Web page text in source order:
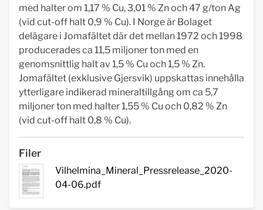
med halter om 1,17 % Cu, 3,01 % Zn och 47 g/ton Ag
(vid cut-off halt 0,9 % Cu). I Norge är Bolaget
delägare i Jomafältet där det mellan 1972 och 1998
producerades ca 11,5 miljoner ton med en
genomsnittlig halt av 1,5 % Cu och 1,5 % Zn.
Jomafältet (exklusive Gjersvik) uppskattas innehålla
ytterligare indikerad mineraltillgång om ca 5,7
miljoner ton med halter 1,55 % Cu och 0,82 % Zn
(vid cut-off halt 0,8 % Cu).
Filer
Vilhelmina_Mineral_Pressrelease_2020-
04-06.pdf